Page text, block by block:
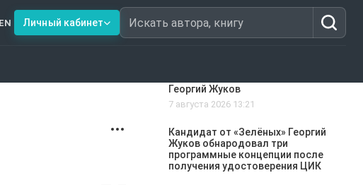
EN Личный кабинет Искать автора, книгу
Георгий Жуков
7 августа 2026 13:21
Кандидат от «Зелёных» Георгий
Жуков обнародовал три
программные концепции после
получения удостоверения ЦИК